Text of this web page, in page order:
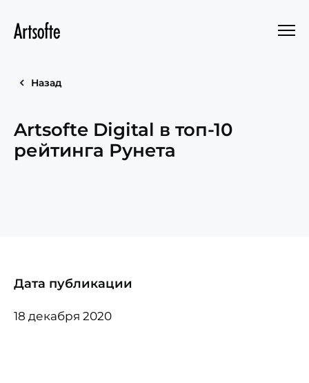
Назад
Artsofte Digital в топ-10
рейтинга Рунета
Дата публикации
18 декабря 2020